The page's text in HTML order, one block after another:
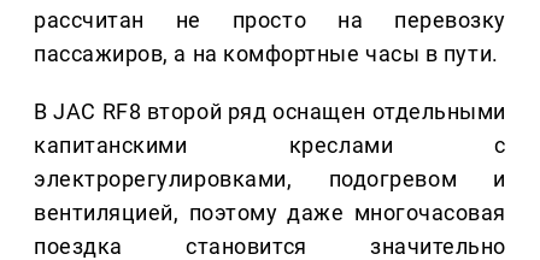
рассчитан не просто на перевозку
пассажиров, а на комфортные часы в пути.
В JAC RF8 второй ряд оснащен отдельными
капитанскими креслами с
электрорегулировками, подогревом и
вентиляцией, поэтому даже многочасовая
поездка становится значительно